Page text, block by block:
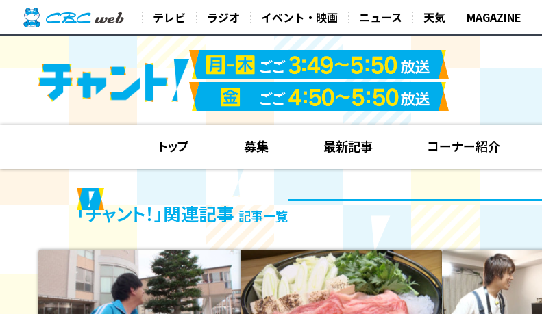
テレビ ラジオ イベント・映画 ニュース 天気 MAGAZINE
トップ 募集 最新記事 コーナー紹介
「チャント！」関連記事記事一覧